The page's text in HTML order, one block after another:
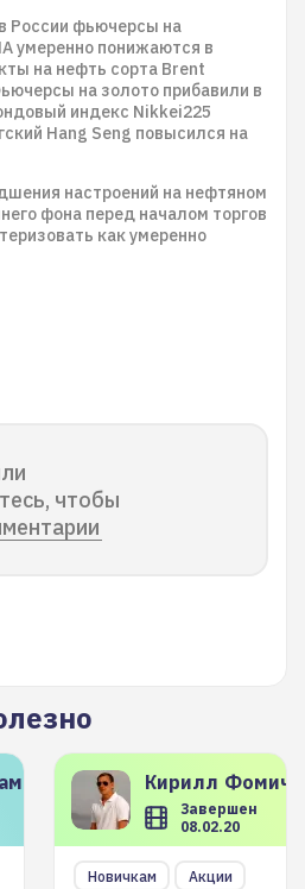
России фьючерсы на
умеренно понижаются в
на нефть сорта Brent
на золото прибавили в
индекс Nikkei225
Hang Seng повысился на
настроений на нефтяном
фона перед началом торгов
как умеренно
чтобы
Кирилл
Завершен
08.02.20
Новичкам
Акции